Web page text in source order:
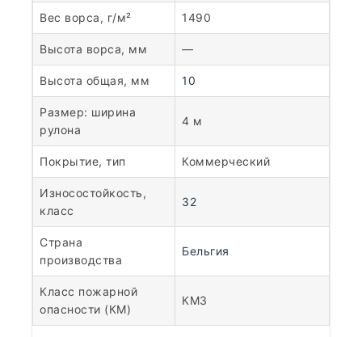
Вес ворса, г/м² 1490
Высота ворса, мм —
Высота общая, мм 10
Размер: ширина
рулона
4 м
Покрытие, тип Коммерческий
Износостойкость,
класс
32
Страна
производства
Бельгия
Класс пожарной
опасности (КМ)
КМ3